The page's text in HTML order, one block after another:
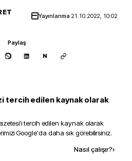
Yayınlanma 21.10.2022, 10:02
Paylaş
N
tercih edilen kaynak olarak
'i tercih edilen kaynak olarak
Google'da daha sık görebilirsiniz.
Nasıl çalışır?›